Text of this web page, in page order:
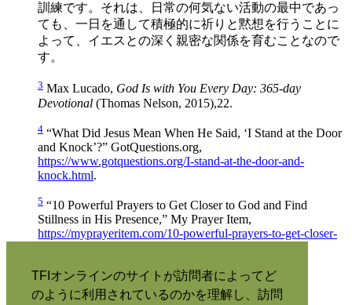
TFIオンラインのサイトが訪問者によってど
のように利用されているのかを理解し、訪問
訓練です。それは、日常の何気ない活動の最中であっ
ても、一日を通して積極的に祈りと黙想を行うことに
よって、イエスとの深く親密な関係を育むことなので
す。
3 Max Lucado, God Is with You Every Day: 365-day
Devotional (Thomas Nelson, 2015),22.
4 “What Did Jesus Mean When He Said, ‘I Stand at the Door
and Knock’?” GotQuestions.org,
https://www.gotquestions.org/I-stand-at-the-door-and-
knock.html.
5 “10 Powerful Prayers to Get Closer to God and Find
Stillness in His Presence,” My Prayer Item,
https://myprayeritem.com/10-powerful-prayers-to-get-closer-